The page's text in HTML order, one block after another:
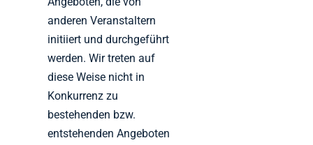
anderen Veranstaltern
initiiert und durchgeführt
werden. Wir treten auf
diese Weise nicht in
Konkurrenz zu
bestehenden bzw.
entstehenden Angeboten